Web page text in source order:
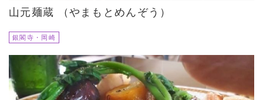
山元麺蔵 （やまもとめんぞう）
銀閣寺・岡崎